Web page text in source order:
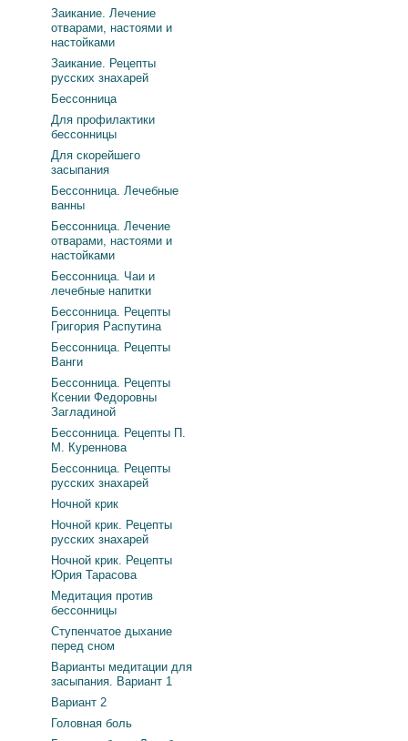
Заикание. Лечение
отварами, настоями и
настойками
Заикание. Рецепты
русских знахарей
Бессонница
Для профилактики
бессонницы
Для скорейшего
засыпания
Бессонница. Лечебные
ванны
Бессонница. Лечение
отварами, настоями и
настойками
Бессонница. Чаи и
лечебные напитки
Бессонница. Рецепты
Григория Распутина
Бессонница. Рецепты
Ванги
Бессонница. Рецепты
Ксении Федоровны
Загладиной
Бессонница. Рецепты П.
М. Куреннова
Бессонница. Рецепты
русских знахарей
Ночной крик
Ночной крик. Рецепты
русских знахарей
Ночной крик. Рецепты
Юрия Тарасова
Медитация против
бессонницы
Ступенчатое дыхание
перед сном
Варианты медитации для
засыпания. Вариант 1
Вариант 2
Головная боль